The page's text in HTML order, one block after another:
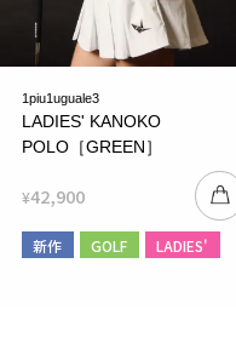
1piu1uguale3
LADIES' KANOKO
POLO［GREEN］
¥42,900
新作 GOLF LADIES'